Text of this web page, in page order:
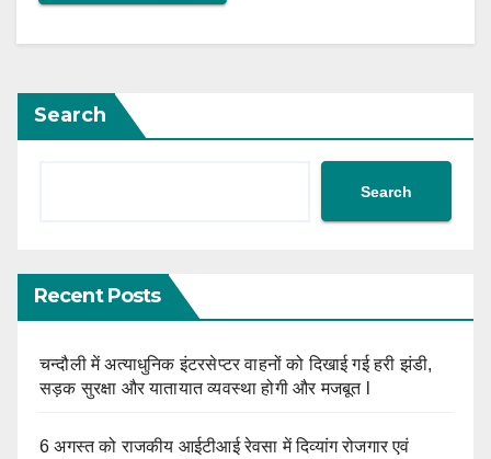
Search
Search
Recent Posts
चन्दौली में अत्याधुनिक इंटरसेप्टर वाहनों को दिखाई गई हरी झंडी,
सड़क सुरक्षा और यातायात व्यवस्था होगी और मजबूत l
6 अगस्त को राजकीय आईटीआई रेवसा में दिव्यांग रोजगार एवं